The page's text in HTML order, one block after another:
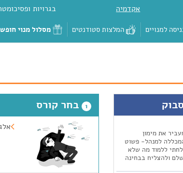
אקדמיה בגרויות
למנויים המלצות סטודנטים מסלול מנוי
את מימון
למנהל- פשוט
ללמוד מה שלא
ולהצליח בבחינה
1 בחר קורס